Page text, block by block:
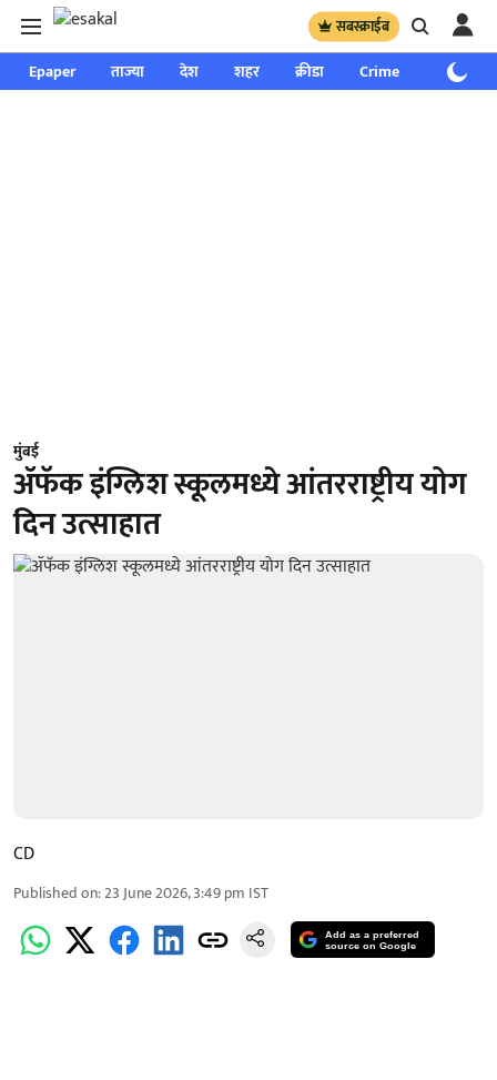
सबस्क्राईब
Epaper ताज्या देश शहर क्रीडा Crime साप्ताहिक
मुंबई
ॲफॅक इंग्लिश स्कूलमध्ये आंतरराष्ट्रीय योग
दिन उत्साहात
CD
Published on:23 June 2026, 3:49 pm IST
Add as a preferred
source on Google